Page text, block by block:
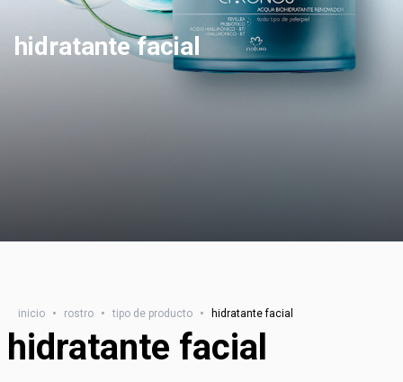
hidratante facial
inicio • rostro • tipo de producto • hidratante facial
hidratante facial